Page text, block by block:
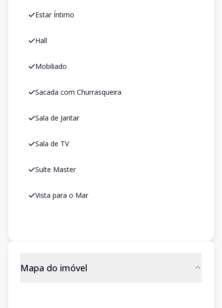
Estar Íntimo
Hall
Mobiliado
Sacada com Churrasqueira
Sala de Jantar
Sala de TV
Suíte Master
Vista para o Mar
Mapa do imóvel